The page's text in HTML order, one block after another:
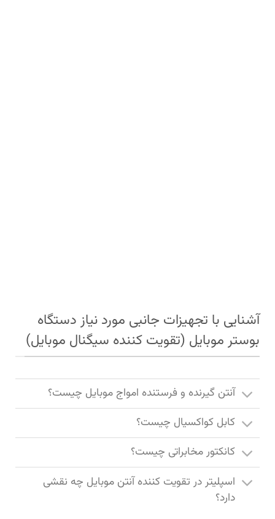
آشنایی با تجهیزات جانبی مورد نیاز دستگاه
بوستر موبایل (تقویت کننده سیگنال موبایل)
آنتن گیرنده و فرستنده امواج موبایل چیست؟
کابل کواکسیال چیست؟
کانکتور مخابراتی چیست؟
اسپلیتر در تقویت کننده آنتن موبایل چه نقشی
دارد؟